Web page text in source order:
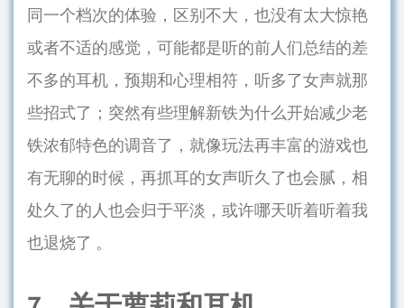
同一个档次的体验，区别不大，也没有太大惊艳
或者不适的感觉，可能都是听的前人们总结的差
不多的耳机，预期和心理相符，听多了女声就那
些招式了；突然有些理解新铁为什么开始减少老
铁浓郁特色的调音了，就像玩法再丰富的游戏也
有无聊的时候，再抓耳的女声听久了也会腻，相
处久了的人也会归于平淡，或许哪天听着听着我
也退烧了 。